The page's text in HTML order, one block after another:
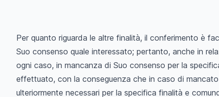
Per quanto riguarda le altre finalità, il conferimento è
Suo consenso quale interessato; pertanto, anche in
ogni caso, in mancanza di Suo consenso per la
effettuato, con la conseguenza che in caso di
ulteriormente necessari per la specifica finalità e